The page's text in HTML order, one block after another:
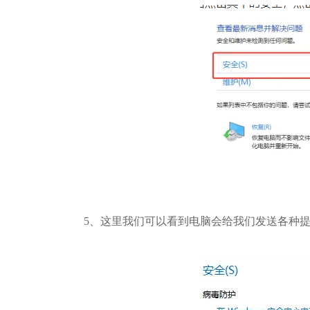
5、这里我们可以看到电脑会给我们发送各种